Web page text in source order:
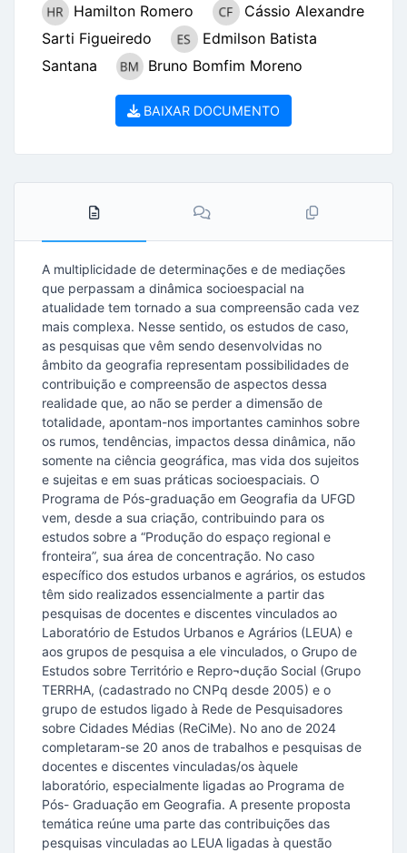
Hamilton Romero
Cássio Alexandre
Sarti Figueiredo
Edmilson Batista
Santana
Bruno Bomfim Moreno
BAIXAR DOCUMENTO
A multiplicidade de determinações e de mediações
que perpassam a dinâmica socioespacial na
atualidade tem tornado a sua compreensão cada vez
mais complexa. Nesse sentido, os estudos de caso,
as pesquisas que vêm sendo desenvolvidas no
âmbito da geografia representam possibilidades de
contribuição e compreensão de aspectos dessa
realidade que, ao não se perder a dimensão de
totalidade, apontam-nos importantes caminhos sobre
os rumos, tendências, impactos dessa dinâmica, não
somente na ciência geográfica, mas vida dos sujeitos
e sujeitas e em suas práticas socioespaciais. O
Programa de Pós-graduação em Geografia da UFGD
vem, desde a sua criação, contribuindo para os
estudos sobre a “Produção do espaço regional e
fronteira”, sua área de concentração. No caso
específico dos estudos urbanos e agrários, os estudos
têm sido realizados essencialmente a partir das
pesquisas de docentes e discentes vinculados ao
Laboratório de Estudos Urbanos e Agrários (LEUA) e
aos grupos de pesquisa a ele vinculados, o Grupo de
Estudos sobre Território e Repro¬dução Social (Grupo
TERRHA, (cadastrado no CNPq desde 2005) e o
grupo de estudos ligado à Rede de Pesquisadores
sobre Cidades Médias (ReCiMe). No ano de 2024
completaram-se 20 anos de trabalhos e pesquisas de
docentes e discentes vinculadas/os àquele
laboratório, especialmente ligadas ao Programa de
Pós- Graduação em Geografia. A presente proposta
temática reúne uma parte das contribuições das
pesquisas vinculadas ao LEUA ligadas à questão